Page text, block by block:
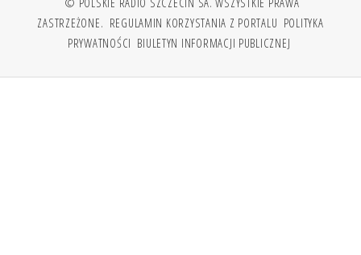
ZASTRZEŻONE. REGULAMIN KORZYSTANIA Z PORTALU POLITYKA
PRYWATNOŚCI BIULETYN INFORMACJI PUBLICZNEJ